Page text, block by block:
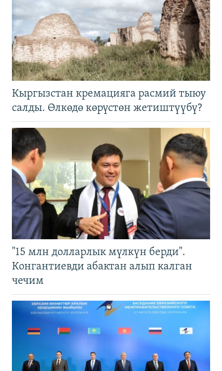
Кыргызстан кремацияга расмий тыюу
салды. Өлкөдө көрүстөн жетиштүүбү?
"15 млн долларлык мүлкүн берди".
Конгантиевди абактан алып калган
чечим